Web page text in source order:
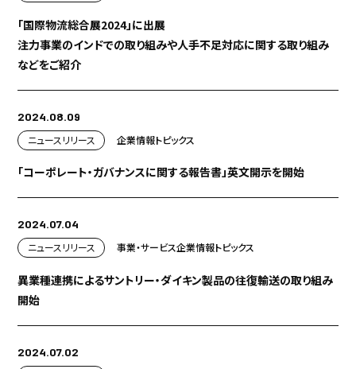
「国際物流総合展2024」に出展
注力事業のインドでの取り組みや人手不足対応に関する取り組み
などをご紹介
2024.08.09
ニュースリリース
企業情報トピックス
「コーポレート・ガバナンスに関する報告書」英文開示を開始
2024.07.04
ニュースリリース
事業・サービス企業情報トピックス
異業種連携によるサントリー・ダイキン製品の往復輸送の取り組み
開始
2024.07.02